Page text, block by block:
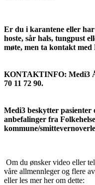
Er du i karantene eller
hoste, sår hals, tungpust
møte, men ta kontakt
KONTAKTINFO: Medi3
70 11 72 90.
Medi3 beskytter pasienter
anbefalinger fra
kommune/
Om du ønsker video eller
våre allmennleger og flere
eller les mer her om dette: